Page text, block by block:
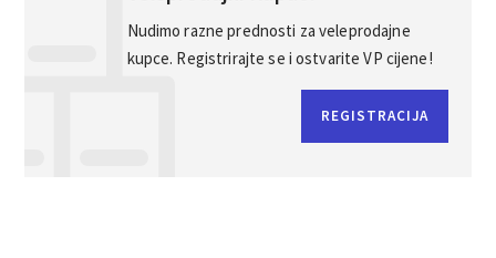
Nudimo razne prednosti za veleprodajne
kupce. Registrirajte se i ostvarite VP cijene!
REGISTRACIJA